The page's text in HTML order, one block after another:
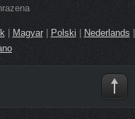
|Magyar| Polski | Nederlands|